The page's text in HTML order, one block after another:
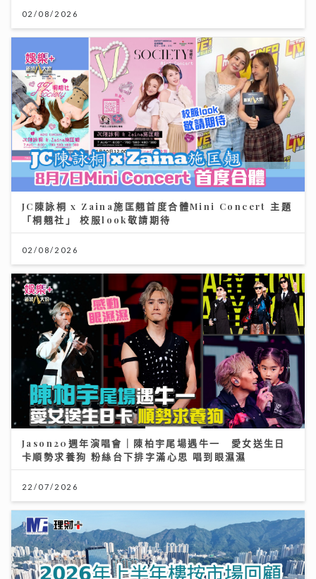
02/08/2026
JC陳詠桐 x Zaina施匡翹首度合體Mini Concert 主題
「桐翹社」 校服look敬請期待
02/08/2026
Jason20週年演唱會｜陳柏宇尾場遇牛一 愛女送生日
卡順勢求養狗 粉絲台下排字滿心思 唱到眼濕濕
22/07/2026